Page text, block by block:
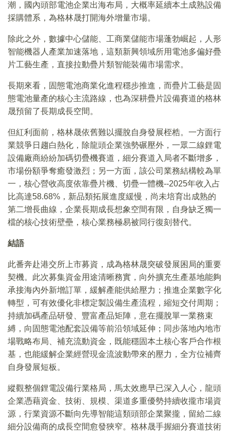
潮，國內頭部電池企業出海布局，大概率延續本土成熟設備
採購體系，為格林晟打開海外增量市場。
除此之外，數據中心儲能、工商業儲能市場蓬勃崛起，人形
智能機器人產業加速落地，這類新興領域所用電池多偏好疊
片工藝生產，直接拉動疊片類智能裝備市場需求。
長期來看，固態電池商業化進程穩步推進，而疊片工藝是固
態電池量產的核心主流路線，也為深耕疊片設備賽道的格林
晟預留了長期成長空間。
但紅利面前，格林晟依舊難以擺脫自身發展桎梏。一方面行
業競爭日趨白熱化，除龍頭企業強勢碾壓外，一眾二線鋰電
設備廠商紛紛加碼切疊機賽道，細分賽道入局者不斷增多，
市場份額爭奪癒發激烈；另一方面，該公司業務結構較為單
一，核心營收高度依靠疊片機、切疊一體機--2025年收入占
比高達58.68%，新品類拓展進度緩慢，尚未培育出成熟的
第二增長曲線，企業長期成長想象空間有限，自身缺乏獨一
檔的核心技術壁壘，核心業務極易被同行復刻替代。
結語
此番奔赴港交所上市募資，成為格林晟突破發展困局的重要
契機。此次募集資金用途清晰務實，向外擴充生產基地能夠
承接海內外新增訂單，緩解產能供給壓力；推進企業數字化
轉型，可有效優化非標定製設備生產流程，縮短交付周期；
持續加碼產品研發、豐富產品矩陣，意在擺脫單一業務束
縛，向固態電池配套設備等前沿領域延伸；同步落地內地市
場戰略布局、補充流動資金，既能穩固本土核心客戶合作根
基，也能緩解企業經營現金流波動帶來的壓力，全方位補齊
自身發展短板。
縱觀整個鋰電設備行業格局，馬太效應早已深入人心，龍頭
企業憑藉資金、技術、規模、渠道多重優勢持續收攏市場資
源，行業資源不斷向先導智能這類頭部企業聚攏，留給二線
細分設備商的成長空間愈發狹窄。格林晟手握細分賽道技術